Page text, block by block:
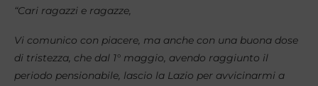
“Cari ragazzi e ragazze,
Vi comunico con piacere, ma anche con una buona dose
di tristezza, che dal 1° maggio, avendo raggiunto il
periodo pensionabile, lascio la Lazio per avvicinarmi a